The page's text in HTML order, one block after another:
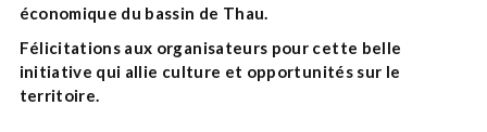
économique du bassin de Thau.
Félicitations aux organisateurs pour cette belle
initiative qui allie culture et opportunités sur le
territoire.